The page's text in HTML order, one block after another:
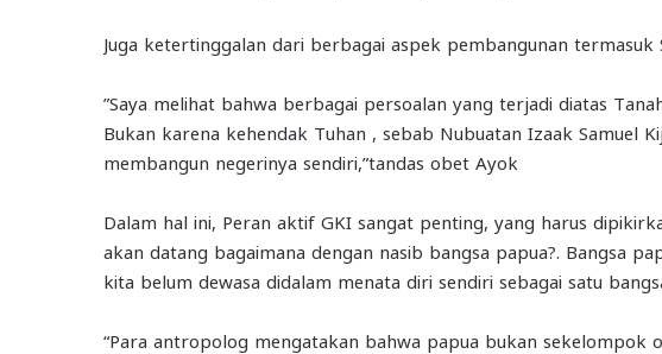
Juga ketertinggalan dari berbagai aspek pembangunan termasuk
”Saya melihat bahwa berbagai persoalan yang terjadi diatas
Bukan karena kehendak Tuhan , sebab Nubuatan Izaak Samuel
membangun negerinya sendiri,”tandas obet Ayok
Dalam hal ini, Peran aktif GKI sangat penting, yang harus
akan datang bagaimana dengan nasib bangsa papua?. Bangsa
kita belum dewasa didalam menata diri sendiri sebagai satu
“Para antropolog mengatakan bahwa papua bukan sekelompok